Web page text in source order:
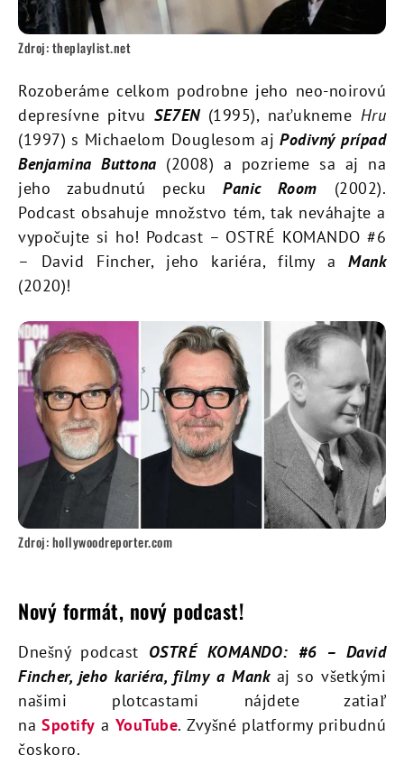
Zdroj: theplaylist.net
Rozoberáme celkom podrobne jeho neo-noirovú
depresívne pitvuSE7EN(1995), naťukneme Hru
(1997) s Michaelom Douglesom ajPodivný prípad
Benjamina Buttona (2008) a pozrieme sa aj na
jeho zabudnutú peckuPanic Room (2002).
Podcast obsahuje množstvo tém, tak neváhajte a
vypočujte si ho! Podcast – OSTRÉ KOMANDO #6
– David Fincher, jeho kariéra, filmy a Mank
(2020)!
Zdroj: hollywoodreporter.com
Nový formát, nový podcast!
Dnešný podcast OSTRÉ KOMANDO: #6 – David
Fincher, jeho kariéra, filmy a Mankaj so všetkými
našimi plotcastami nájdete zatiaľ
na Spotify a YouTube. Zvyšné platformy pribudnú
čoskoro.